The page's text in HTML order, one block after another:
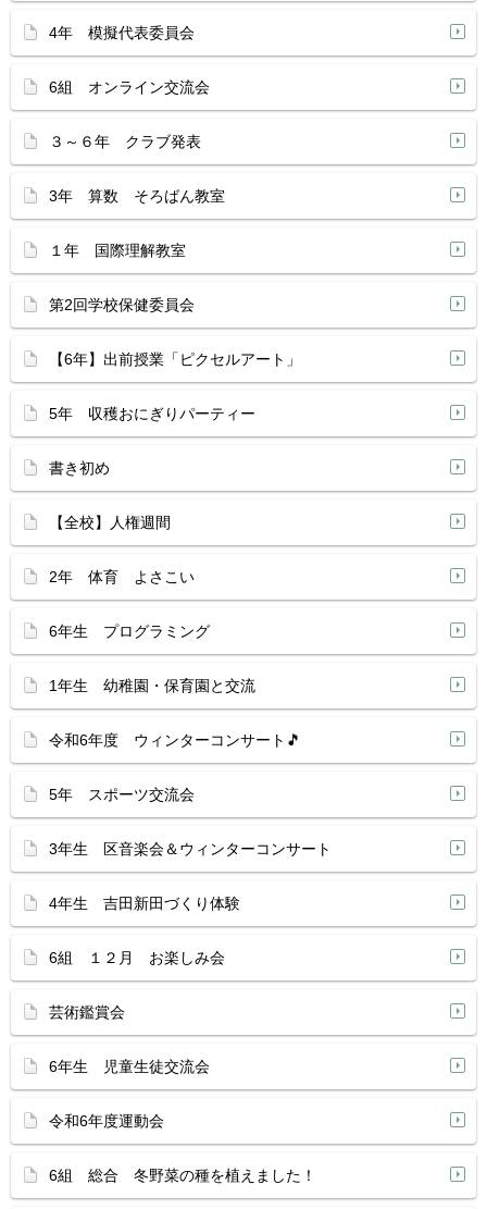
4年 模擬代表委員会
6組 オンライン交流会
３～６年 クラブ発表
3年 算数 そろばん教室
１年 国際理解教室
第2回学校保健委員会
【6年】出前授業「ピクセルアート」
5年 収穫おにぎりパーティー
書き初め
【全校】人権週間
2年 体育 よさこい
6年生 プログラミング
1年生 幼稚園・保育園と交流
令和6年度 ウィンターコンサート🎵
5年 スポーツ交流会
3年生 区音楽会＆ウィンターコンサート
4年生 吉田新田づくり体験
6組 １２月 お楽しみ会
芸術鑑賞会
6年生 児童生徒交流会
令和6年度運動会
6組 総合 冬野菜の種を植えました！